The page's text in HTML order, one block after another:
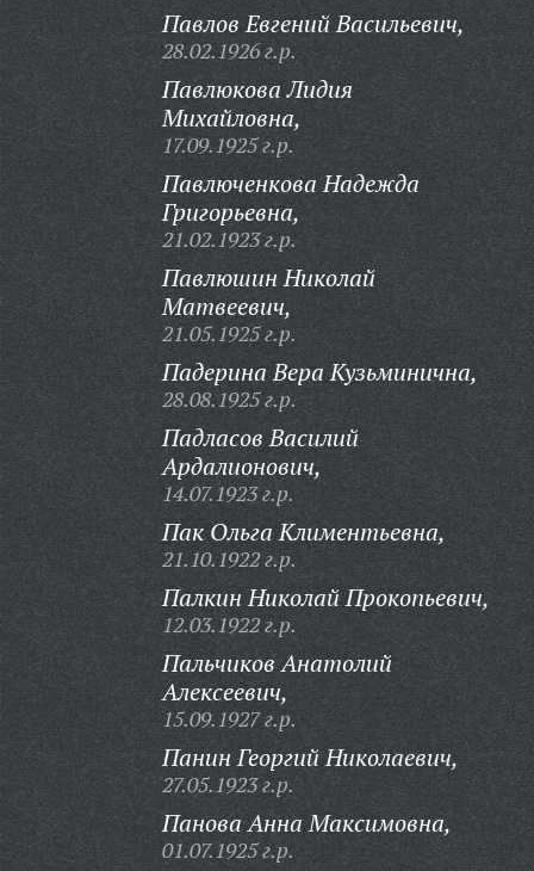
Павлов Евгений Васильевич,
28.02.1926 г.р.
Павлюкова Лидия
Михайловна,
17.09.1925 г.р.
Павлюченкова Надежда
Григорьевна,
21.02.1923 г.р.
Павлюшин Николай
Матвеевич,
21.05.1925 г.р.
Падерина Вера Кузьминична,
28.08.1925 г.р.
Падласов Василий
Ардалионович,
14.07.1923 г.р.
Пак Ольга Климентьевна,
21.10.1922 г.р.
Палкин Николай Прокопьевич,
12.03.1922 г.р.
Пальчиков Анатолий
Алексеевич,
15.09.1927 г.р.
Панин Георгий Николаевич,
27.05.1923 г.р.
Панова Анна Максимовна,
01.07.1925 г.р.